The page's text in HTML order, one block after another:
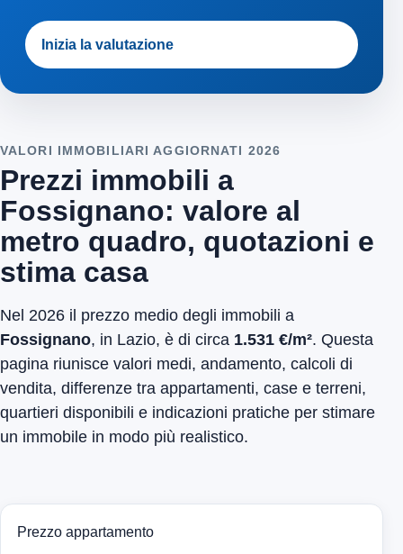
Inizia la valutazione
VALORI IMMOBILIARI AGGIORNATI 2026
Prezzi immobili a
Fossignano: valore al
metro quadro, quotazioni e
stima casa
Nel 2026 il prezzo medio degli immobili a
Fossignano, in Lazio, è di circa 1.531 €/m². Questa
pagina riunisce valori medi, andamento, calcoli di
vendita, differenze tra appartamenti, case e terreni,
quartieri disponibili e indicazioni pratiche per stimare
un immobile in modo più realistico.
Prezzo appartamento